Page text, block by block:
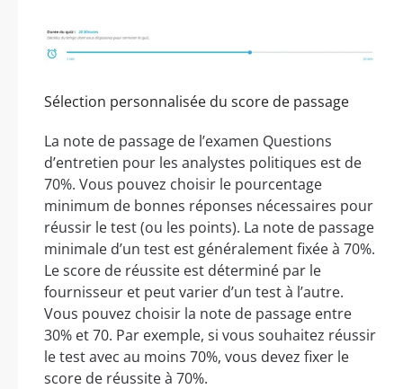
Sélection personnalisée du score de passage
La note de passage de l’examen Questions
d’entretien pour les analystes politiques est de
70%. Vous pouvez choisir le pourcentage
minimum de bonnes réponses nécessaires pour
réussir le test (ou les points). La note de passage
minimale d’un test est généralement fixée à 70%.
Le score de réussite est déterminé par le
fournisseur et peut varier d’un test à l’autre.
Vous pouvez choisir la note de passage entre
30% et 70. Par exemple, si vous souhaitez réussir
le test avec au moins 70%, vous devez fixer le
score de réussite à 70%.